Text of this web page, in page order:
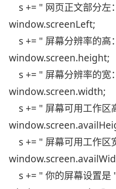
s += " 网页正文部分左
window.screenLeft;
s += " 屏幕分辨率的高
window.screen.height;
s += " 屏幕分辨率的宽
window.screen.width;
s += " 屏幕可用工作区
s += " 屏幕可用工作区
s += " 你的屏幕设置是